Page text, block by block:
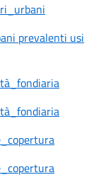
prevalenti usi